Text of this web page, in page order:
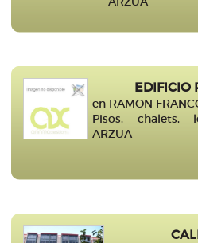
EDIFICIO
en RAMON
Pisos, chalets,
ARZUA